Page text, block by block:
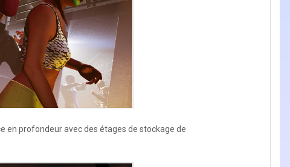
en profondeur avec des étages de stockage de